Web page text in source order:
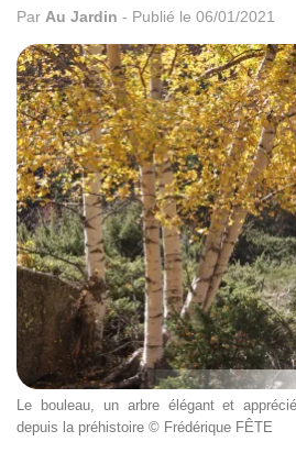
Par Au Jardin - Publié le 06/01/2021
Le bouleau, un arbre élégant et
depuis la préhistoire © Frédérique FÊTE